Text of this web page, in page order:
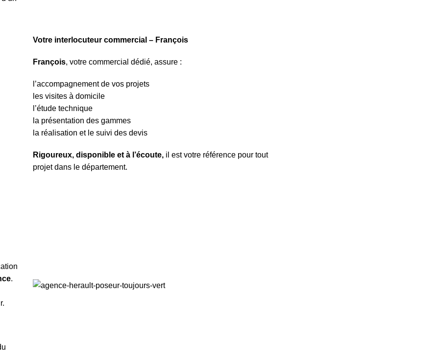
Votre interlocuteur commercial – François
François, votre commercial dédié, assure :
l’accompagnement de vos projets
les visites à domicile
l’étude technique
la présentation des gammes
la réalisation et le suivi des devis
Rigoureux, disponible et à l’écoute, il est votre référence pour tout
projet dans le département.
.